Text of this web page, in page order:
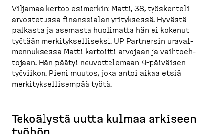
Viljamaa kertoo esimerkin: Matti, 38, työskenteli
arvostetussa finans­sialan yrityksessä. Hyvästä
palkasta ja asemasta huolimatta hän ei kokenut
työtään merkityk­sel­liseksi. UP Partnersin uraval­
men­nuksessa Matti kartoitti arvojaan ja vaihtoeh­
tojaan. Hän päätyi neuvot­te­lemaan 4-​päiväisen
työviikon. Pieni muutos, joka antoi aikaa etsiä
merkityk­sel­li­sempää työtä.
Tekoälystä uutta kulmaa arkiseen